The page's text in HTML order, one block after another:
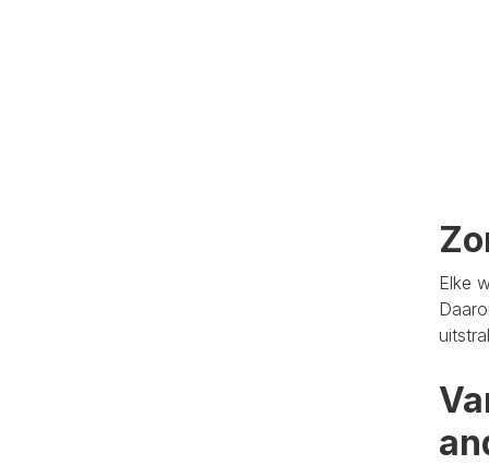
Elke